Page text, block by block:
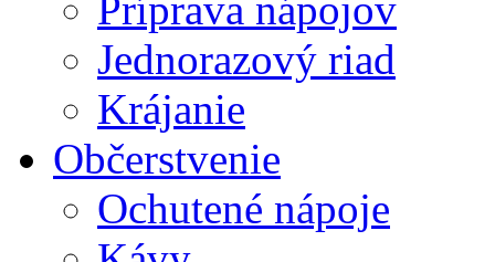
Jednorazový riad
Krájanie
Občerstvenie
Ochutené nápoje